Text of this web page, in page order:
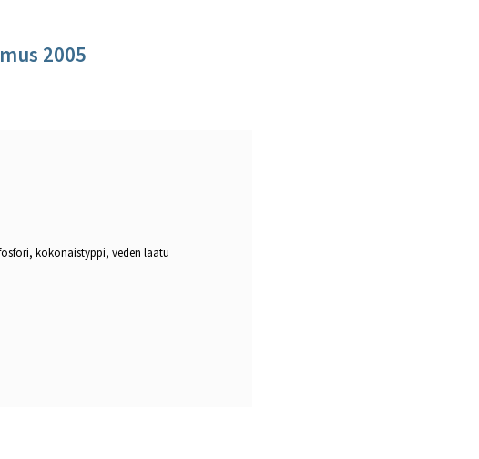
2005
kokonaistyppi, veden laatu